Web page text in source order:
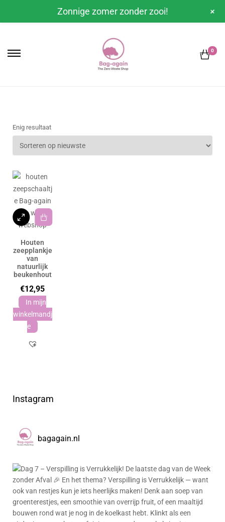
0
Enig resultaat
Houten
zeepplankje
van
natuurlijk
beukenhout
€12,95
In mijn
winkelmandj
e
Instagram
bagagain.nl
Zonnige zomer zonder zooi! +